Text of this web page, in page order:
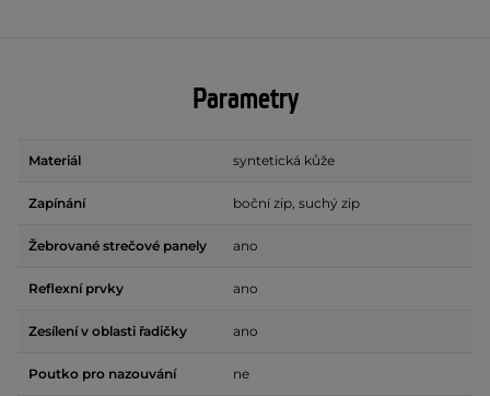
Parametry
Materiál syntetická kůže
Zapínání boční zip, suchý zip
Žebrované strečové panely ano
Reflexní prvky ano
Zesílení v oblasti řadičky ano
Poutko pro nazouvání ne